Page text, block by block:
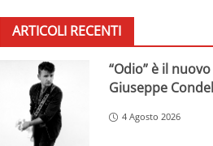
ARTICOLI RECENTI
“Odio” è il
Giuseppe
4 Agosto 2026